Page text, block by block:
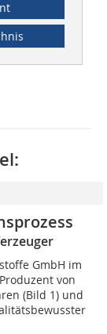
GmbH im
von
(Bild 1) und